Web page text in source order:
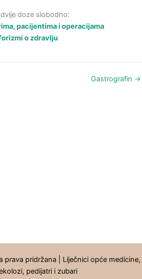
doze slobodno:
pacijentima i operacijama
o zdravlju
Gastrografin →
pridržana | Liječnici opće medicine,
pedijatri i zubari